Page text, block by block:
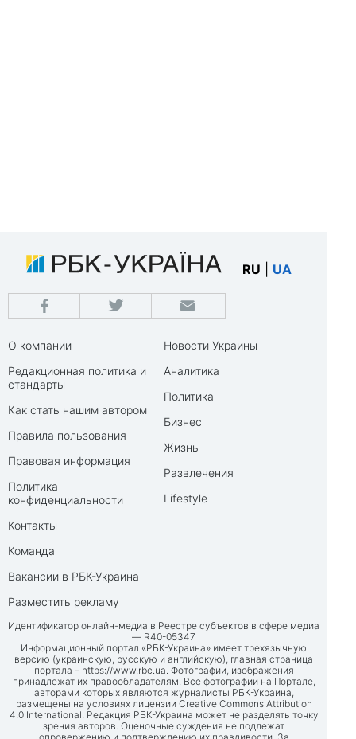
RU UA
О компании
Редакционная политика и
стандарты
Как стать нашим автором
Правила пользования
Правовая информация
Политика
конфиденциальности
Контакты
Команда
Вакансии в РБК-Украина
Разместить рекламу
Новости Украины
Аналитика
Политика
Бизнес
Жизнь
Развлечения
Lifestyle
Идентификатор онлайн-медиа в Реестре субъектов в сфере медиа
— R40-05347
Информационный портал «РБК-Украина» имеет трехязычную
версию (украинскую, русскую и английскую), главная страница
портала – https://www.rbc.ua. Фотографии, изображения
принадлежат их правообладателям. Все фотографии на Портале,
авторами которых являются журналисты РБК-Украина,
размещены на условиях лицензии Creative Commons Attribution
4.0 International. Редакция РБК-Украина может не разделять точку
зрения авторов. Оценочные суждения не подлежат